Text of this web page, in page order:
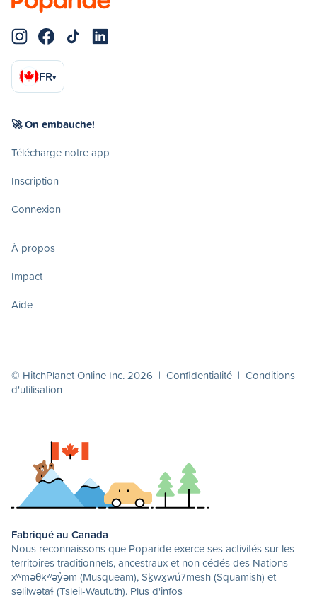
FR▾
🚀 On embauche!
Télécharge notre app
Inscription
Connexion
À propos
Impact
Aide
© HitchPlanet Online Inc. 2026 | Confidentialité | Conditions
d'utilisation
Fabriqué au Canada
Nous reconnaissons que Poparide exerce ses activités sur les
territoires traditionnels, ancestraux et non cédés des Nations
xʷməθkʷəy̓əm (Musqueam), Sḵwx̱wú7mesh (Squamish) et
səlilwətaɬ (Tsleil-Waututh). Plus d'infos